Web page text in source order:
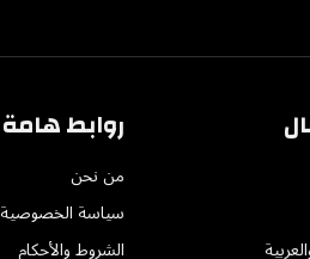
روابط هامة
من نحن
سياسة الخصوصية
الشروط والأحكام